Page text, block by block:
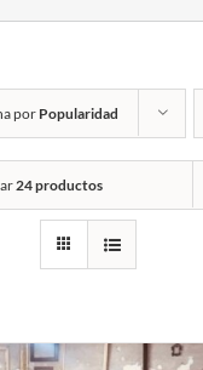
por Popularidad
24 productos